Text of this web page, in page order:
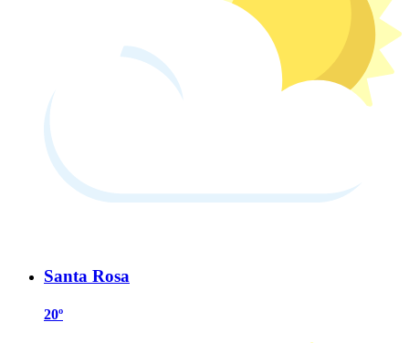
Santa Rosa
20º